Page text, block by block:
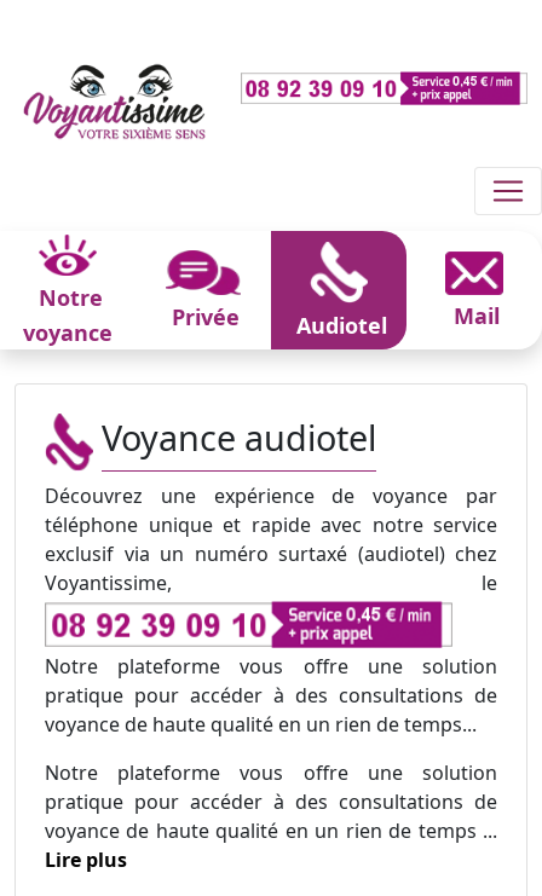
Notre
voyance
Privée Audiotel Mail
Voyance audiotel
Découvrez une expérience de voyance par
téléphone unique et rapide avec notre service
exclusif via un numéro surtaxé (audiotel) chez
Voyantissime, le
Notre plateforme vous offre une solution
pratique pour accéder à des consultations de
voyance de haute qualité en un rien de temps...
Notre plateforme vous offre une solution
pratique pour accéder à des consultations de
voyance de haute qualité en un rien de temps ...
Lire plus